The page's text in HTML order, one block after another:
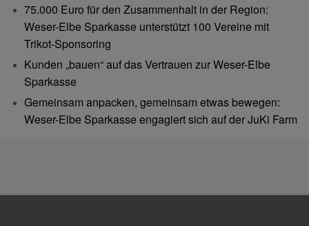
75.000 Euro für den Zusammenhalt in der Region:
Weser-Elbe Sparkasse unterstützt 100 Vereine mit
Trikot-Sponsoring
Kunden „bauen“ auf das Vertrauen zur Weser-Elbe
Sparkasse
Gemeinsam anpacken, gemeinsam etwas bewegen:
Weser-Elbe Sparkasse engagiert sich auf der JuKi Farm